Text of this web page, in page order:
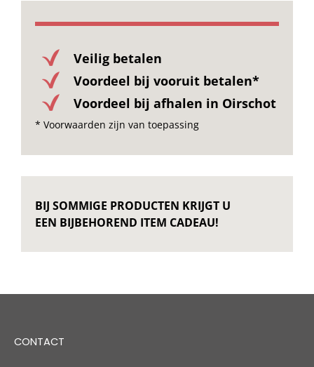
Veilig betalen
Voordeel bij vooruit betalen*
Voordeel bij afhalen in Oirschot
* Voorwaarden zijn van toepassing
BIJ SOMMIGE PRODUCTEN KRIJGT U
EEN BIJBEHOREND ITEM CADEAU!
CONTACT